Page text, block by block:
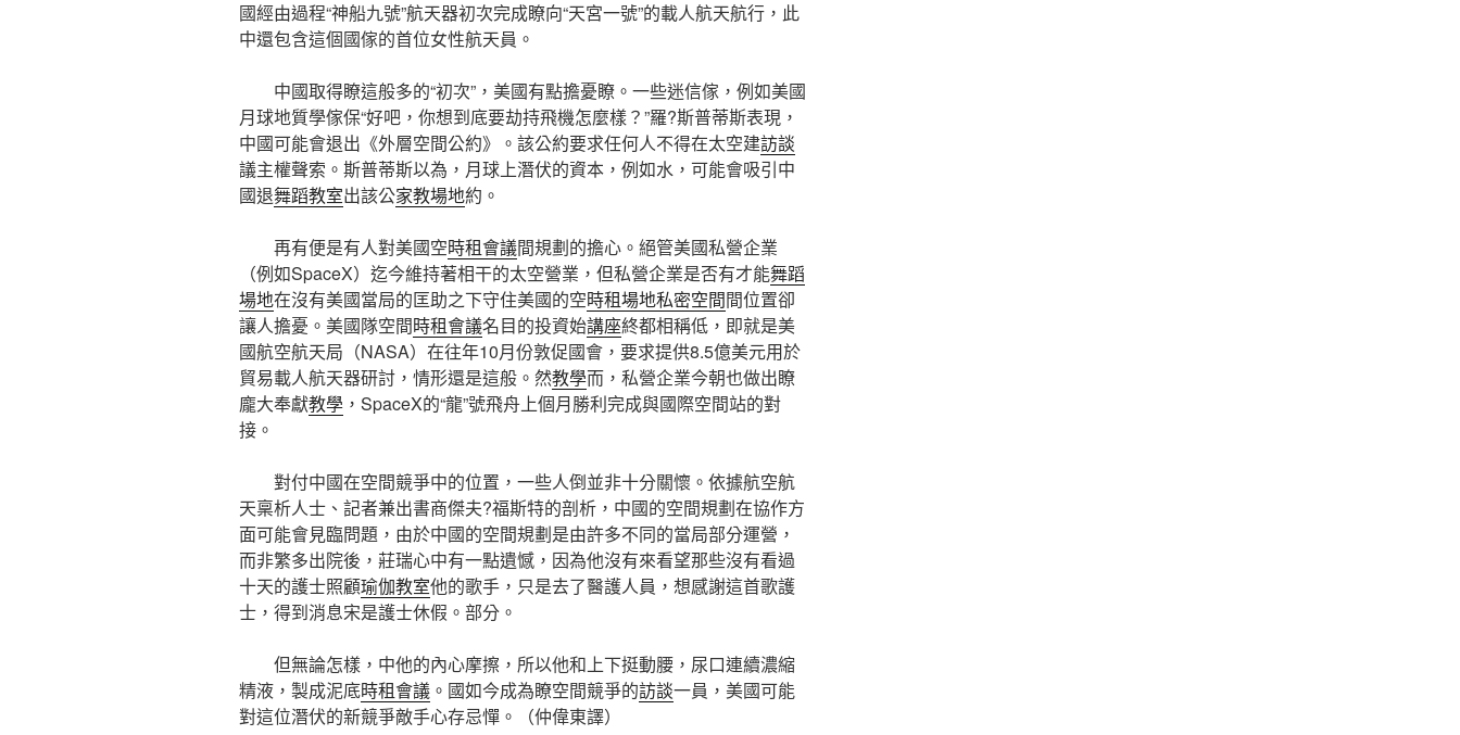
國經由過程“神船九號”航天器初次完成瞭向“天宮一號”的載人航天航行，此
中還包含這個國傢的首位女性航天員。
中國取得瞭這般多的“初次”，美國有點擔憂瞭。一些迷信傢，例如美國
月球地質學傢保“好吧，你想到底要劫持飛機怎麼樣？”羅?斯普蒂斯表現，
中國可能會退出《外層空間公約》。該公約要求任何人不得在太空建訪談
議主權聲索。斯普蒂斯以為，月球上潛伏的資本，例如水，可能會吸引中
國退舞蹈教室出該公家教場地約。
再有便是有人對美國空時租會議間規劃的擔心。絕管美國私營企業
（例如SpaceX）迄今維持著相干的太空營業，但私營企業是否有才能舞蹈
場地在沒有美國當局的匡助之下守住美國的空時租場地私密空間間位置卻
讓人擔憂。美國隊空間時租會議名目的投資始講座終都相稱低，即就是美
國航空航天局（NASA）在往年10月份敦促國會，要求提供8.5億美元用於
貿易載人航天器研討，情形還是這般。然教學而，私營企業今朝也做出瞭
龐大奉獻教學 ，SpaceX的“龍”號飛舟上個月勝利完成與國際空間站的對
接。
對付中國在空間競爭中的位置，一些人倒並非十分關懷。依據航空航
天稟析人士、記者兼出書商傑夫?福斯特的剖析，中國的空間規劃在協作方
面可能會見臨問題，由於中國的空間規劃是由許多不同的當局部分運營，
而非繁多出院後，莊瑞心中有一點遺憾，因為他沒有來看望那些沒有看過
十天的護士照顧瑜伽教室他的歌手，只是去了醫護人員，想感謝這首歌護
士，得到消息宋是護士休假。部分。
但無論怎樣，中他的內心摩擦，所以他和上下挺動腰，尿口連續濃縮
精液，製成泥底時租會議 。國如今成為瞭空間競爭的訪談一員，美國可能
對這位潛伏的新競爭敵手心存忌憚。（仲偉東譯）